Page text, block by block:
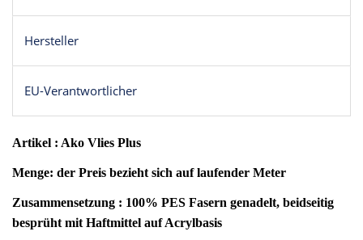
Hersteller
EU-Verantwortlicher
Artikel : Ako Vlies Plus
Menge: der Preis bezieht sich auf laufender Meter
Zusammensetzung : 100% PES Fasern genadelt, beidseitig
besprüht mit Haftmittel auf Acrylbasis